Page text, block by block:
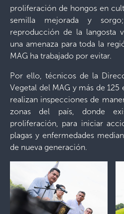
proliferación de hongos en
semilla mejorada y
reproducción de la langosta
una amenaza para toda la
MAG ha trabajado por evitar.
Por ello, técnicos de la
Vegetal del MAG y más de 125
realizan inspecciones de
zonas del país, donde
proliferación, para iniciar
plagas y enfermedades
de nueva generación.